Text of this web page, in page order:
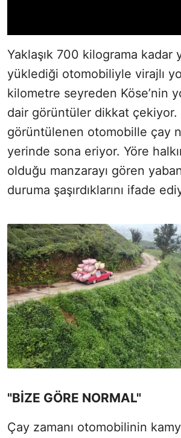
Yaklaşık 700 kilograma kadar
yüklediği otomobiliyle virajlı
kilometre seyreden Köse’nin
dair görüntüler dikkat çekiyor.
görüntülenen otomobille çay
yerinde sona eriyor. Yöre
olduğu manzarayı gören
duruma şaşırdıklarını ifade
"BİZE GÖRE NORMAL"
Çay zamanı otomobilinin